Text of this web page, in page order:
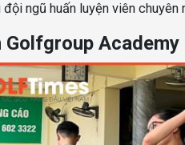
đội ngũ huấn luyện viên
Golfgroup Academy